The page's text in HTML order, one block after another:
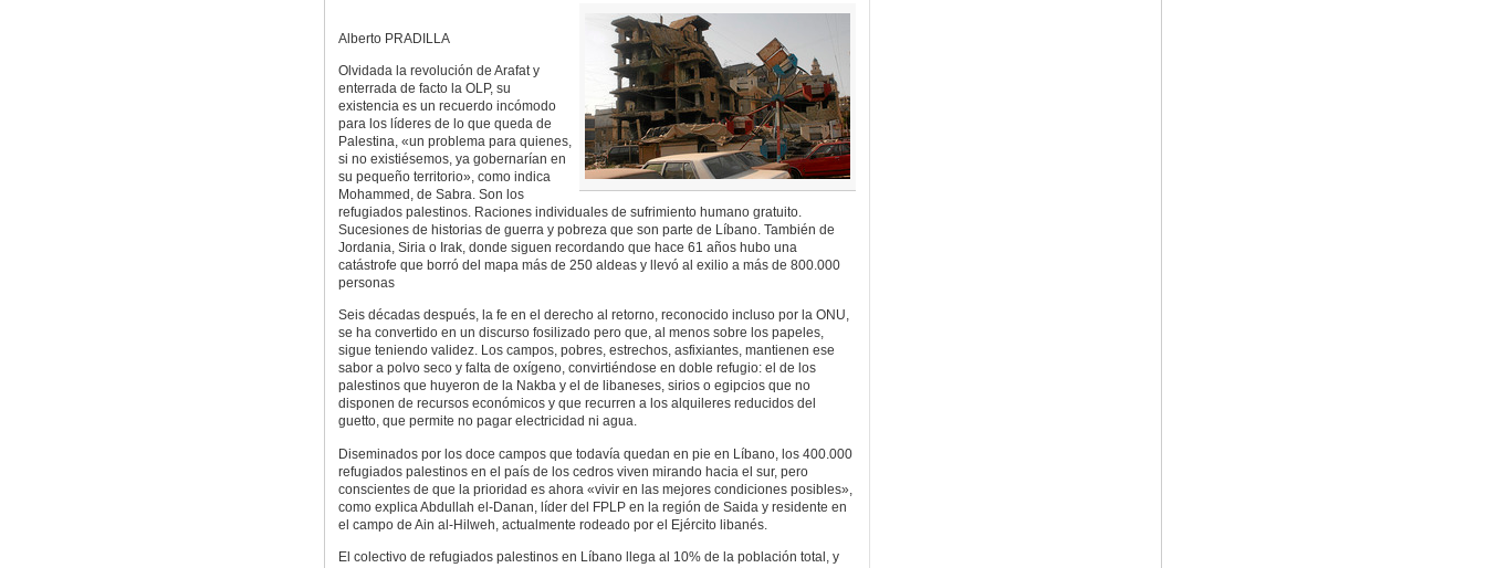
Alberto PRADILLA
Olvidada la revolución de Arafat y
enterrada de facto la OLP, su
existencia es un recuerdo incómodo
para los líderes de lo que queda de
Palestina, «un problema para quienes,
si no existiésemos, ya gobernarían en
su pequeño territorio», como indica
Mohammed, de Sabra. Son los
refugiados palestinos. Raciones individuales de sufrimiento humano gratuito.
Sucesiones de historias de guerra y pobreza que son parte de Líbano. También de
Jordania, Siria o Irak, donde siguen recordando que hace 61 años hubo una
catástrofe que borró del mapa más de 250 aldeas y llevó al exilio a más de 800.000
personas
Seis décadas después, la fe en el derecho al retorno, reconocido incluso por la ONU,
se ha convertido en un discurso fosilizado pero que, al menos sobre los papeles,
sigue teniendo validez. Los campos, pobres, estrechos, asfixiantes, mantienen ese
sabor a polvo seco y falta de oxígeno, convirtiéndose en doble refugio: el de los
palestinos que huyeron de la Nakba y el de libaneses, sirios o egipcios que no
disponen de recursos económicos y que recurren a los alquileres reducidos del
guetto, que permite no pagar electricidad ni agua.
Diseminados por los doce campos que todavía quedan en pie en Líbano, los 400.000
refugiados palestinos en el país de los cedros viven mirando hacia el sur, pero
conscientes de que la prioridad es ahora «vivir en las mejores condiciones posibles»,
como explica Abdullah el-Danan, líder del FPLP en la región de Saida y residente en
el campo de Ain al-Hilweh, actualmente rodeado por el Ejército libanés.
El colectivo de refugiados palestinos en Líbano llega al 10% de la población total, y